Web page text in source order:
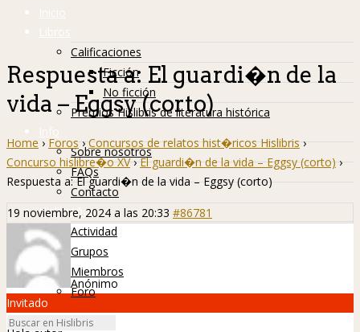
Inicio
Libros
Calificaciones
Ficción
No ficción
Premios Hislibris de literatura histórica
Info
Sobre nosotros
FAQs
Contacto
Hislibreños
Actividad
Grupos
Miembros
Foro
Respuesta a: El guardi�n de la
vida – Eggsy (corto)
Home › Foros › Concursos de relatos hist�ricos Hislibris ›
Concurso hislibre�o XV › El guardi�n de la vida – Eggsy (corto) ›
Respuesta a: El guardi�n de la vida – Eggsy (corto)
19 noviembre, 2024 a las 20:33 #86781
Anónimo
Invitado